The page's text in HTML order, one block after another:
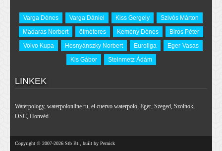
Varga Dénes Varga Dániel Kiss Gergely
Szivós Márton
Madaras Norbert
ötméteres Kemény Dénes
Biros Péter
Volvo Kupa
Hosnyánszky Norbert Euroliga
Eger-Vasas
Kis Gábor
Steinmetz Ádám
LINKEK
Waterpology, waterpolonline.ru, el cuervo waterpolo, Eger, Szeged, Szolnok,
OSC, Honvéd
Copyright © 2007-2026 Stb Bt., built by Pernick